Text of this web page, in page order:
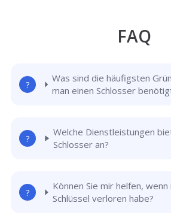
FAQ
Was sind die häufigsten
man einen Schlosser
Welche Dienstleistungen
Schlosser an?
Können Sie mir helfen, wenn
Schlüssel verloren habe?